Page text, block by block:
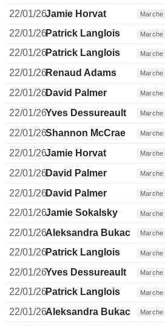
22/01/26Jamie Horvat Marche
22/01/26Patrick Langlois Marche
22/01/26Patrick Langlois Marche
22/01/26Renaud Adams Marche
22/01/26David Palmer Marche
22/01/26Yves Dessureault Marche
22/01/26Shannon McCrae Marche
22/01/26Jamie Horvat Marche
22/01/26David Palmer Marche
22/01/26David Palmer Marche
22/01/26Jamie Sokalsky Marche
22/01/26Aleksandra BukachevaMarche
22/01/26Patrick Langlois Marche
22/01/26Yves Dessureault Marche
22/01/26Patrick Langlois Marche
22/01/26Aleksandra BukachevaMarche